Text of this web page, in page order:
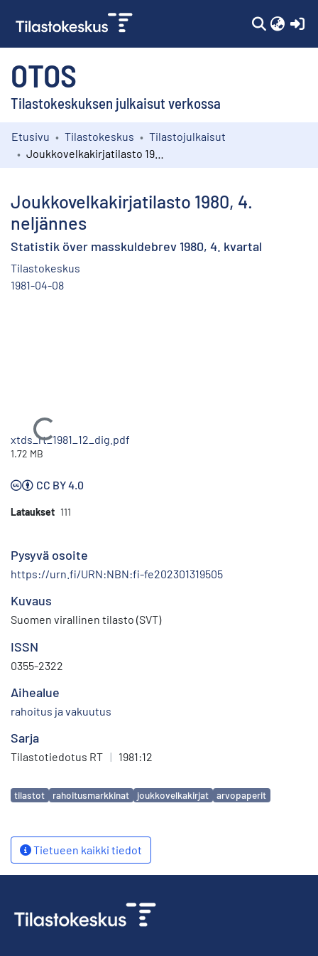
OTOS
Tilastokeskuksen julkaisut verkossa
Kokoelmat
Etusivu Tilastokeskus
Tilastojulkaisut
Joukkovelkakirjatilasto 1980, 4.
neljännes
Statistik över masskuldebrev 1980, 4. kvartal
Tilastokeskus
1981-04-08
Ladataan...
xtds_rt_1981_12_dig.pdf
1.72 MB
CC BY 4.0
Lataukset 111
Pysyvä osoite
https://urn.fi/URN:NBN:fi-fe202301319505
Kuvaus
Suomen virallinen tilasto (SVT)
ISSN
0355-2322
Aihealue
rahoitus ja vakuutus
Sarja
Tilastotiedotus RT | 1981:12
Avainsanat
tilastot rahoitusmarkkinat joukkovelkakirjat arvopaperit
Tietueen kaikki tiedot